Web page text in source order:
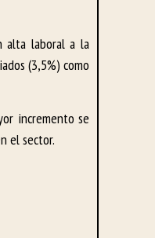
alta laboral a la
(3,5%) como
incremento se
el sector.